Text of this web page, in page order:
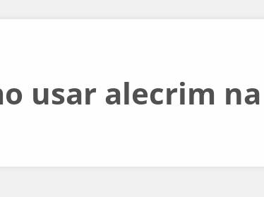
usar alecrim